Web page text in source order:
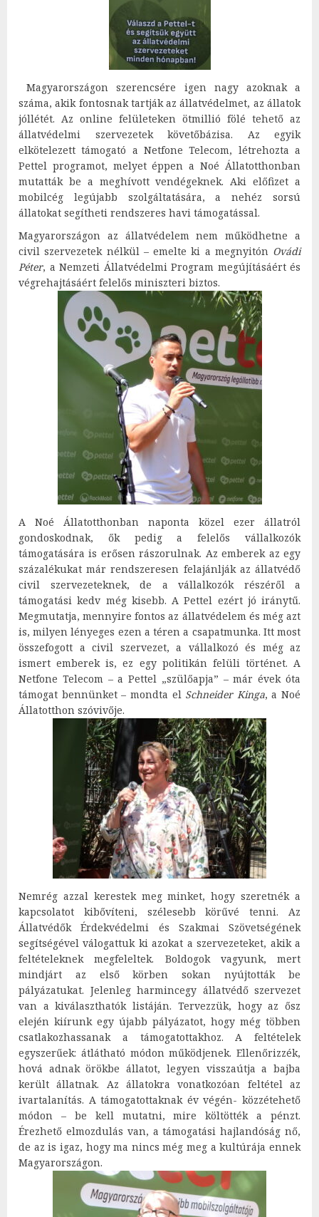
Magyarországon szerencsére igen nagy azoknak a
száma, akik fontosnak tartják az állatvédelmet, az állatok
jóllétét. Az online felületeken ötmillió fölé tehető az
állatvédelmi szervezetek követőbázisa. Az egyik
elkötelezett támogató a Netfone Telecom, létrehozta a
Pettel programot, melyet éppen a Noé Állatotthonban
mutatták be a meghívott vendégeknek. Aki előfizet a
mobilcég legújabb szolgáltatására, a nehéz sorsú
állatokat segítheti rendszeres havi támogatással.
Magyarországon az állatvédelem nem működhetne a
civil szervezetek nélkül – emelte ki a megnyitón Ovádi
Péter, a Nemzeti Állatvédelmi Program megújításáért és
végrehajtásáért felelős miniszteri biztos.
A Noé Állatotthonban naponta közel ezer állatról
gondoskodnak, ők pedig a felelős vállalkozók
támogatására is erősen rászorulnak. Az emberek az egy
százalékukat már rendszeresen felajánlják az állatvédő
civil szervezeteknek, de a vállalkozók részéről a
támogatási kedv még kisebb. A Pettel ezért jó iránytű.
Megmutatja, mennyire fontos az állatvédelem és még azt
is, milyen lényeges ezen a téren a csapatmunka. Itt most
összefogott a civil szervezet, a vállalkozó és még az
ismert emberek is, ez egy politikán felüli történet. A
Netfone Telecom – a Pettel „szülőapja” – már évek óta
támogat bennünket – mondta el Schneider Kinga, a Noé
Állatotthon szóvivője.
Nemrég azzal kerestek meg minket, hogy szeretnék a
kapcsolatot kibővíteni, szélesebb körűvé tenni. Az
Állatvédők Érdekvédelmi és Szakmai Szövetségének
segítségével válogattuk ki azokat a szervezeteket, akik a
feltételeknek megfeleltek. Boldogok vagyunk, mert
mindjárt az első körben sokan nyújtották be
pályázatukat. Jelenleg harmincegy állatvédő szervezet
van a kiválaszthatók listáján. Tervezzük, hogy az ősz
elején kiírunk egy újabb pályázatot, hogy még többen
csatlakozhassanak a támogatottakhoz. A feltételek
egyszerűek: átlátható módon működjenek. Ellenőrizzék,
hová adnak örökbe állatot, legyen visszaútja a bajba
került állatnak. Az állatokra vonatkozóan feltétel az
ivartalanítás. A támogatottaknak év végén- közzétehető
módon – be kell mutatni, mire költötték a pénzt.
Érezhető elmozdulás van, a támogatási hajlandóság nő,
de az is igaz, hogy ma nincs még meg a kultúrája ennek
Magyarországon.